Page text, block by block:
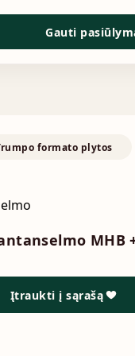
Gauti
formato plytos
MHB
Įtraukti į sąrašą